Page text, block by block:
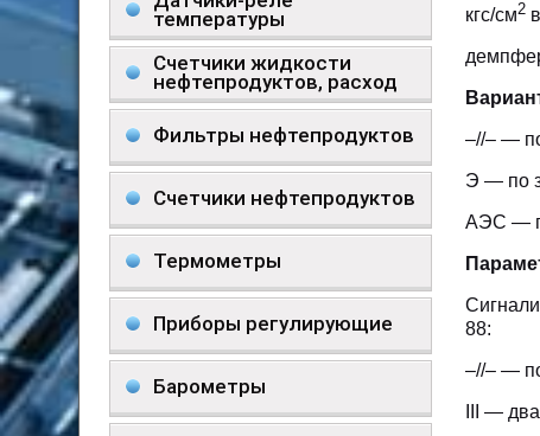
температуры
Счетчики жидкости
нефтепродуктов, расход
Фильтры нефтепродуктов
Счетчики нефтепродуктов
Термометры
Приборы регулирующие
Барометры
кгс/см2
–//– —
Э — по
АЭС —
88:
–//– —
III —